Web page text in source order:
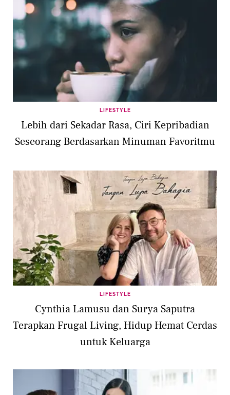
LIFESTYLE
Lebih dari Sekadar Rasa, Ciri Kepribadian
Seseorang Berdasarkan Minuman Favoritmu
LIFESTYLE
Cynthia Lamusu dan Surya Saputra
Terapkan Frugal Living, Hidup Hemat Cerdas
untuk Keluarga